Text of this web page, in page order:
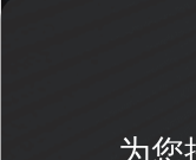
为您